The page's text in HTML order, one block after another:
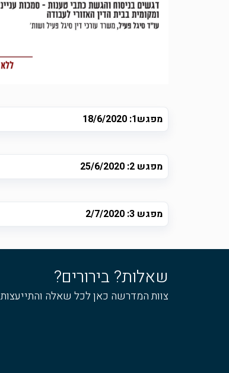
מפגש1: 18/6/2020
מפגש 2: 25/6/2020
מפגש 3: 2/7/2020
שאלות? בירורים?
צוות המדרשה כאן לכל שאלה והתייעצות